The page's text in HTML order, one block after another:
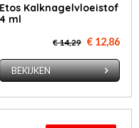
Etos Kalkna­gel­vloei­stof
4 ml
€ 14,29 € 12,86
BEKIJKEN